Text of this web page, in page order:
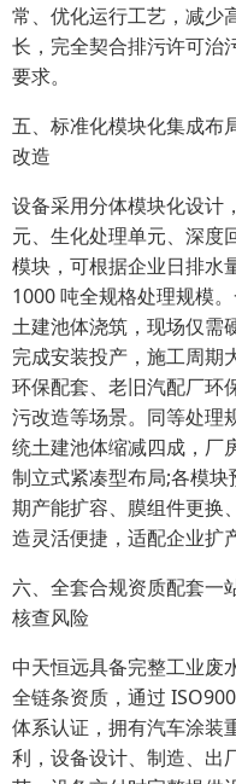
常、优化运行工艺，减少
长，完全契合排污许可治
要求。
五、标准化模块化集成布
改造
设备采用分体模块化设计
元、生化处理单元、深度
模块，可根据企业日排水
1000 吨全规格处理规模
土建池体浇筑，现场仅需
完成安装投产，施工周期
环保配套、老旧汽配厂环
污改造等场景。同等处理
统土建池体缩减四成，厂
制立式紧凑型布局;各模
期产能扩容、膜组件更换
造灵活便捷，适配企业扩
六、全套合规资质配套一
核查风险
中天恒远具备完整工业废
全链条资质，通过
体系认证，拥有汽车涂装
利，设备设计、制造、出